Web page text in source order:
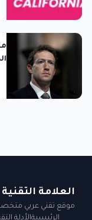
العلامة التقنية
موقع تقني عربي متخصص
الرئيسيةالأدلة